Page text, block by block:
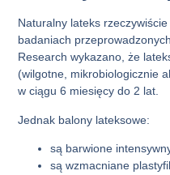
Naturalny lateks
badaniach
Research wykazano, że
(wilgotne, mikrobiologicznie
w ciągu 6 miesięcy do 2 lat.
Jednak balony lateksowe:
są barwione
są wzmacniane